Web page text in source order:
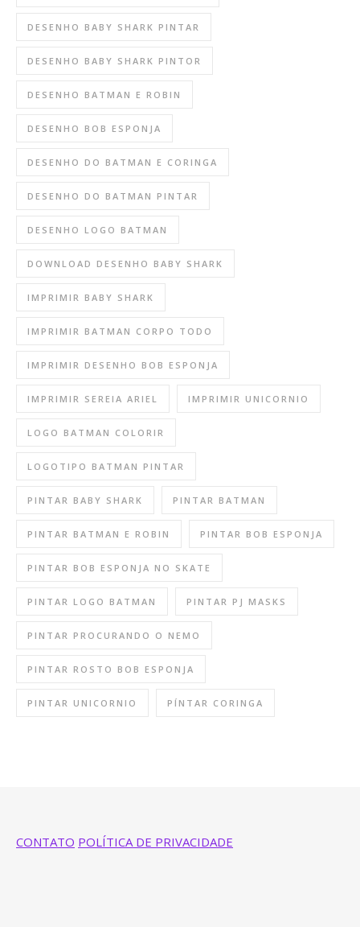
DESENHO BABY SHARK PINTAR
DESENHO BABY SHARK PINTOR
DESENHO BATMAN E ROBIN
DESENHO BOB ESPONJA
DESENHO DO BATMAN E CORINGA
DESENHO DO BATMAN PINTAR
DESENHO LOGO BATMAN
DOWNLOAD DESENHO BABY SHARK
IMPRIMIR BABY SHARK
IMPRIMIR BATMAN CORPO TODO
IMPRIMIR DESENHO BOB ESPONJA
IMPRIMIR SEREIA ARIEL IMPRIMIR UNICORNIO
LOGO BATMAN COLORIR
LOGOTIPO BATMAN PINTAR
PINTAR BABY SHARK PINTAR BATMAN
PINTAR BATMAN E ROBIN PINTAR BOB ESPONJA
PINTAR BOB ESPONJA NO SKATE
PINTAR LOGO BATMAN PINTAR PJ MASKS
PINTAR PROCURANDO O NEMO
PINTAR ROSTO BOB ESPONJA
PINTAR UNICORNIO PÍNTAR CORINGA
CONTATO POLÍTICA DE PRIVACIDADE